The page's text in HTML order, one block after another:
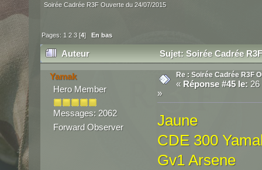
Soirée Cadrée R3F Ouverte du 24/07/2015
Pages: 1 2 3 [4]En bas
Auteur Sujet: Soirée Cadrée
Yamak
Hero Member
Messages: 2062
Forward Observer
Re : Soirée Cadrée R3F
« Réponse #45 le:26
»
Jaune
CDE 300
Gv1 Arsene